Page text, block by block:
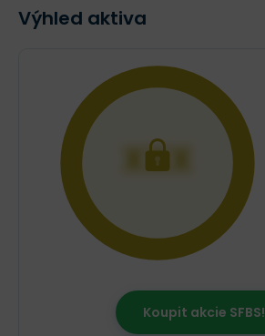
Výhled aktiva
XXX
Koupit akcie SFBS!